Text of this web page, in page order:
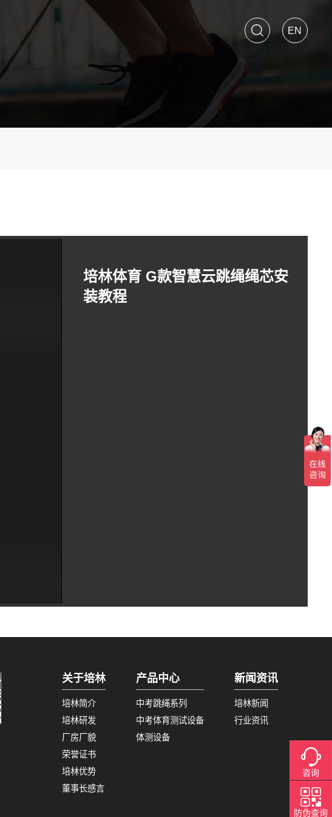
EN
培林体育 G款智慧云跳绳绳芯安
装教程
关于培林
培林简介
培林研发
厂房厂貌
荣誉证书
培林优势
董事长感言
产品中心
中考跳绳系列
中考体育测试设备
体测设备
新闻资讯
培林新闻
行业资讯
咨询
防伪查询